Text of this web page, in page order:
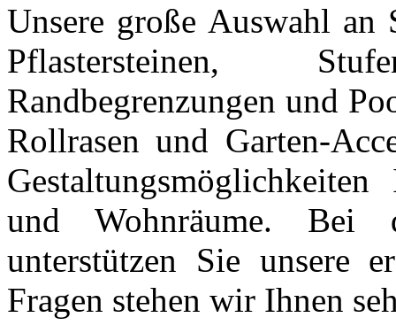
Unsere große Auswahl an
Pflastersteinen,
Randbegrenzungen und
Rollrasen und Garten-
und Wohnräume. Bei
unterstützen Sie unsere
Fragen stehen wir Ihnen